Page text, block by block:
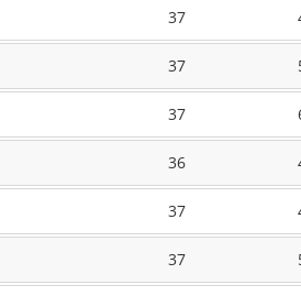
37
37
37
36
37
37